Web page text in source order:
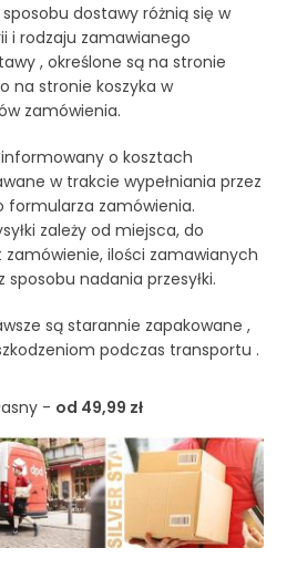
dostawy różnią się w
i rodzaju zamawianego
, określone są na stronie
na stronie koszyka w
zamówienia.
o kosztach
w trakcie wypełniania przez
formularza zamówienia.
zależy od miejsca, do
zamówienie, ilości zamawianych
nadania przesyłki.
są starannie zapakowane ,
podczas transportu .
- od 49,99 zł